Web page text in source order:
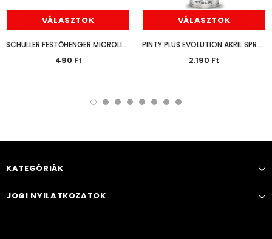
VÁLASZTOK
SCHULLER FESTŐHENGER MICROLINE PRO
490 Ft
VÁLASZTOK
PINTY PLUS EVOLUTION AKRIL SPRAY FÉNYES 400ML
2.190 Ft
KATEGÓRIÁK
JOGI NYILATKOZATOK